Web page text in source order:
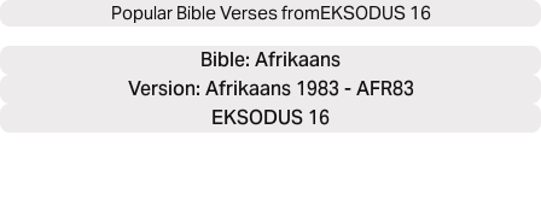
Popular Bible Verses fromEKSODUS 16
Bible: Afrikaans
Version: Afrikaans 1983 - AFR83
EKSODUS 16